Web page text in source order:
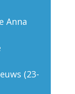
Anna
(23-